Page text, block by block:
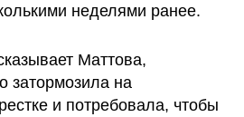
неделями ранее.
Маттова,
затормозила на
и потребовала, чтобы